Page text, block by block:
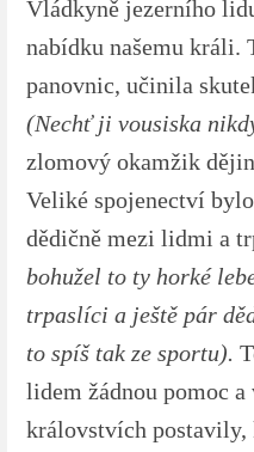
Vládkyně jezerního
nabídku našemu králi.
panovnic, učinila
(Nechť ji vousiska
zlomový okamžik
Veliké spojenectví
dědičně mezi lidmi a
bohužel to ty horké
trpaslíci a ještě pár
to spíš tak ze sportu).
lidem žádnou pomoc
královstvích postavily,